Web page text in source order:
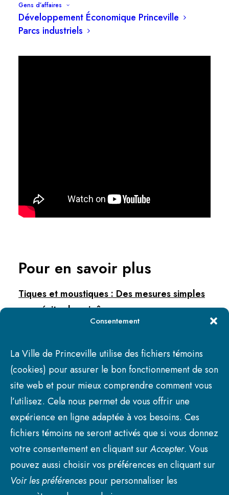
Consentement
La Ville de Princeville utilise des fichiers témoins
(cookies) pour assurer le bon fonctionnement de son
site web et pour mieux comprendre comment vous
l’utilisez. Cela nous permet de vous offrir une
expérience en ligne adaptée à vos besoins. Ces
fichiers témoins ne seront activés que si vous donnez
votre consentement en cliquant surAccepter. Vous
pouvez aussi choisir vos préférences en cliquant sur
Voir les préférences pour personnaliser les
Gens d’affaires
Développement Économique Princeville
Parcs industriels
Pour en savoir plus
Tiques et moustiques : Des mesures simples
pour éviter les piqûres